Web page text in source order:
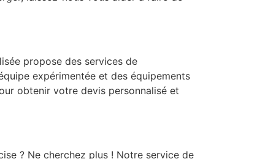
propose des services de
expérimentée et des équipements
obtenir votre devis personnalisé et
? Ne cherchez plus ! Notre service de